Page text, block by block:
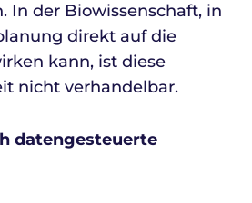
In der Biowissenschaft, in
direkt auf die
kann, ist diese
nicht verhandelbar.
datengesteuerte